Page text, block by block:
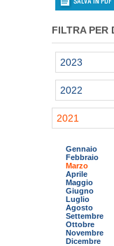
FILTRA PER
2023
2022
2021
Gennaio
Febbraio
Marzo
Aprile
Maggio
Giugno
Luglio
Agosto
Settembre
Ottobre
Novembre
Dicembre